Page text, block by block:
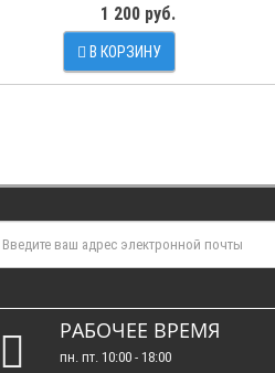
1 200 руб.
В КОРЗИНУ
РАБОЧЕЕ ВРЕМЯ
пн. пт. 10:00 - 18:00